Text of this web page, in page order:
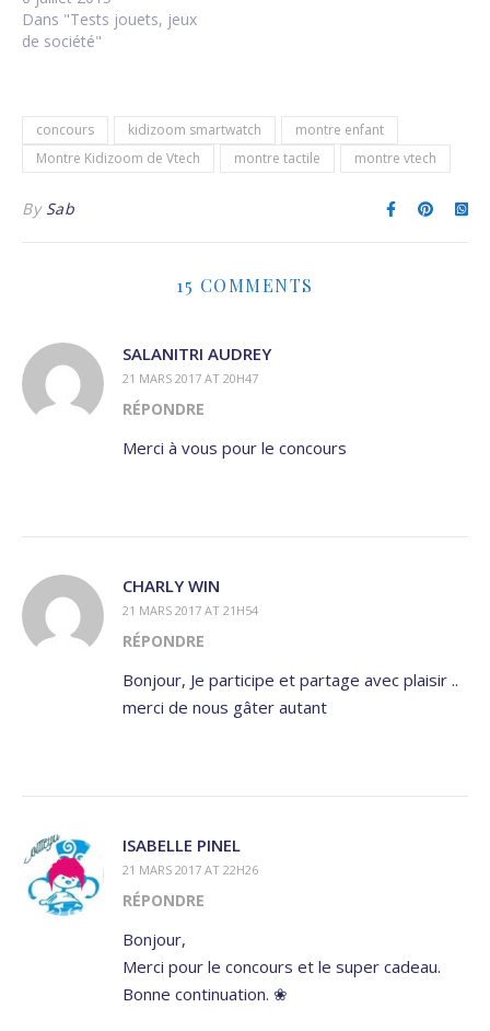
Dans "Tests jouets, jeux
de société"
concours kidizoom smartwatch
montre enfant
Montre Kidizoom de Vtech
montre tactile montre vtech
By Sab
15 COMMENTS
SALANITRI AUDREY
21 MARS 2017 AT 20H47
RÉPONDRE
Merci à vous pour le concours
CHARLY WIN
21 MARS 2017 AT 21H54
RÉPONDRE
Bonjour, Je participe et partage avec plaisir ..
merci de nous gâter autant
ISABELLE PINEL
21 MARS 2017 AT 22H26
RÉPONDRE
Bonjour,
Merci pour le concours et le super cadeau.
Bonne continuation. ❀​​